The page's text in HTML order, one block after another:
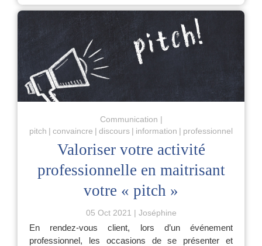
Communication
pitch
convaincre discours information professionnel
Valoriser votre activité
professionnelle en maitrisant
votre « pitch »
05 Oct 2021 Joséphine
En rendez-vous client, lors d’un événement
professionnel, les occasions de se présenter et